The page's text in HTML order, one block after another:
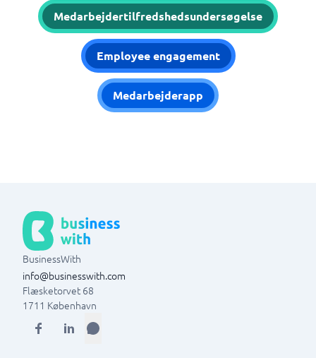
Medarbejdertilfredshedsundersøgelse
Employee engagement
Medarbejderapp
BusinessWith
info@businesswith.com
Flæsketorvet 68
1711 København